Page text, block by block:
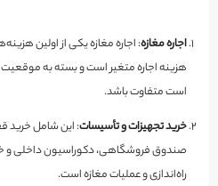
اجاره مغازه: اجاره مغازه یکی از اولین
هزینه اجاره متغیر است و بسته به موقعیت
است متفاوت باشد.
خرید تجهیزات و تأسیسات: این شامل خرید
صندوق فروشگاهی، دکوراسیون داخلی و
راه‌اندازی و عملیات مغازه است.